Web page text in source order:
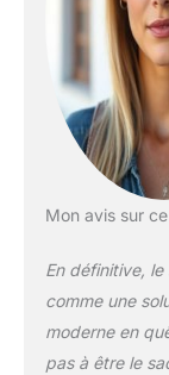
Mon avis sur
En définitive,
comme une
moderne en
pas à être le